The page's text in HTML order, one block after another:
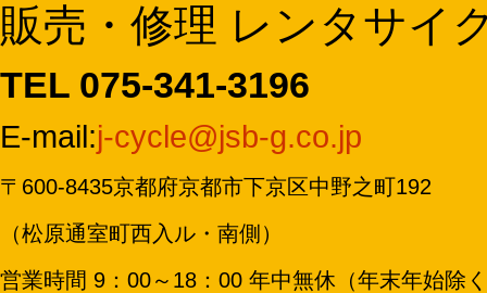
販売・修理 レンタサイ
TEL 075-341-3196
E-mail:j-cycle@jsb-g.co.jp
〒600-8435京都府京都市下京区中野之町192
（松原通室町西入ル・南側）
営業時間 9：00～18：00 年中無休（年末年始除